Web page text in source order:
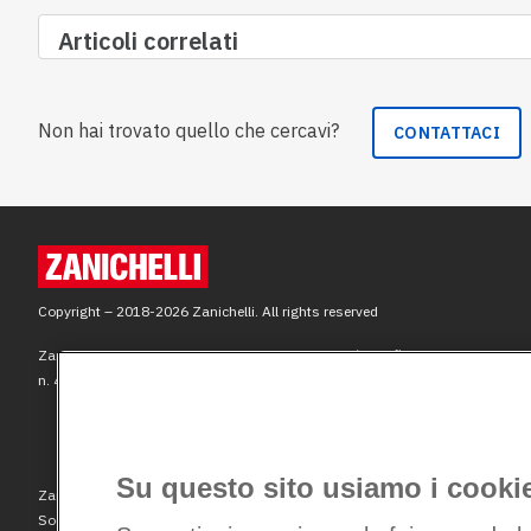
Articoli correlati
Non hai trovato quello che cercavi? CONTATTACI
Su questo sito usiamo i